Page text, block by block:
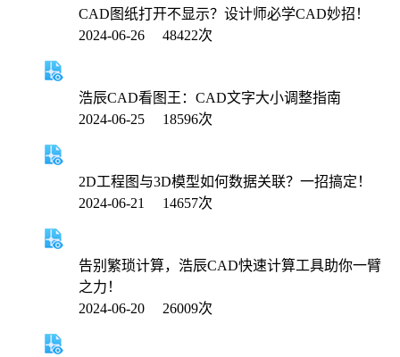
CAD图纸打开不显示？设计师必学CAD妙招！
2024-06-26 48422次
浩辰CAD看图王：CAD文字大小调整指南
2024-06-25 18596次
2D工程图与3D模型如何数据关联？一招搞定！
2024-06-21 14657次
告别繁琐计算，浩辰CAD快速计算工具助你一臂
之力！
2024-06-20 26009次